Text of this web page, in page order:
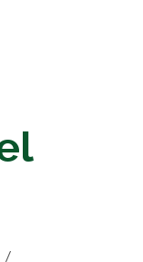
/